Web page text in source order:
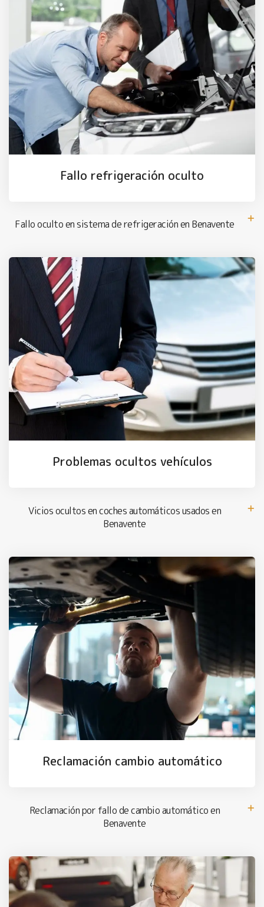
Fallo refrigeración oculto
Fallo oculto en sistema de refrigeración en Benavente
Problemas ocultos vehículos
Vicios ocultos en coches automáticos usados en
Benavente
Reclamación cambio automático
Reclamación por fallo de cambio automático en
Benavente